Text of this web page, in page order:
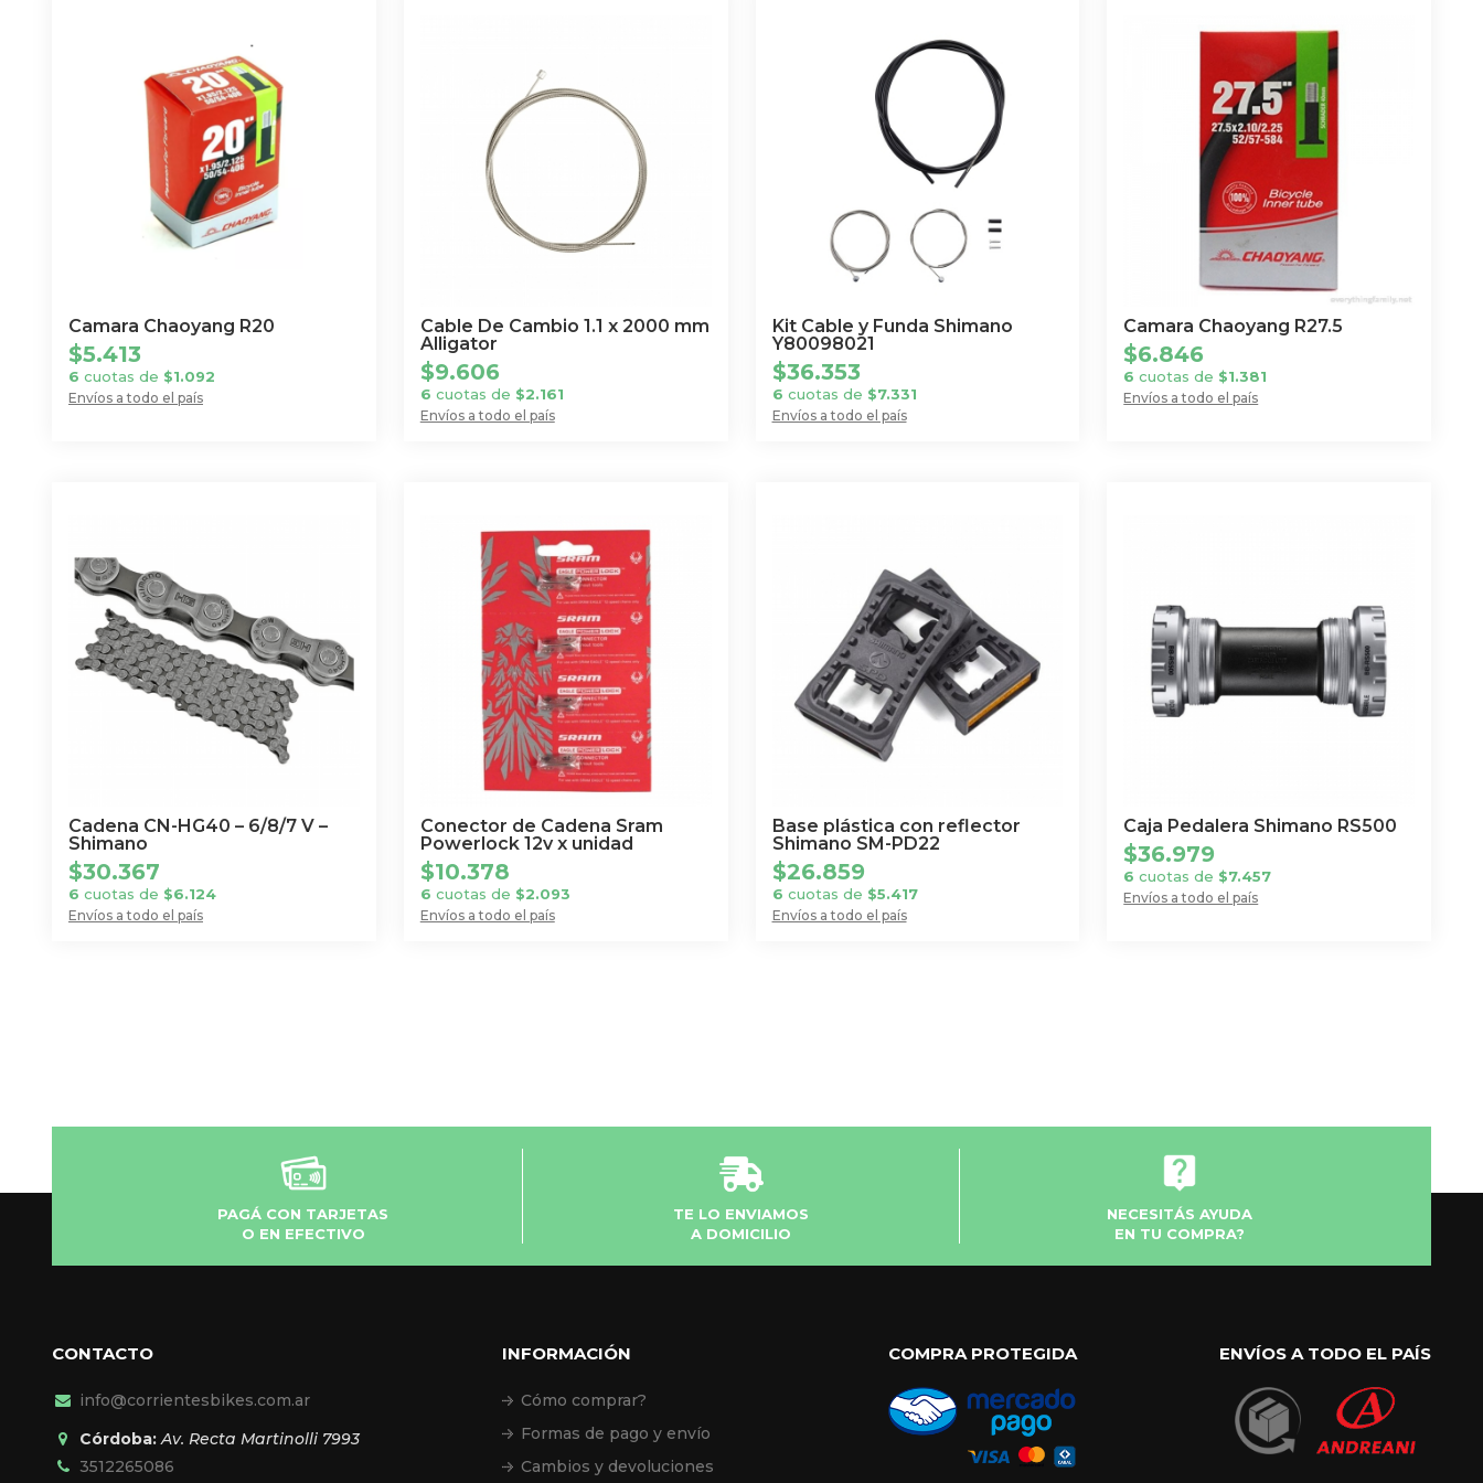
Camara Chaoyang R20
Envíos a todo el país
$5.413
6 cuotas de $1.092
Cable De Cambio 1.1 x 2000 mm
Alligator
Envíos a todo el país
$9.606
6 cuotas de $2.161
Kit Cable y Funda Shimano
Y80098021
Envíos a todo el país
$36.353
6 cuotas de $7.331
Camara Chaoyang R27.5
Envíos a todo el país
$6.846
6 cuotas de $1.381
Cadena CN-HG40 – 6/8/7 V –
Shimano
Envíos a todo el país
$30.367
6 cuotas de $6.124
Conector de Cadena Sram
Powerlock 12v x unidad
Envíos a todo el país
$10.378
6 cuotas de $2.093
Base plástica con reflector
Shimano SM-PD22
Envíos a todo el país
$26.859
6 cuotas de $5.417
Caja Pedalera Shimano RS500
Envíos a todo el país
$36.979
6 cuotas de $7.457
PAGÁ CON TARJETAS
O EN EFECTIVO
TE LO ENVIAMOS
A DOMICILIO
NECESITÁS AYUDA
EN TU COMPRA?
CONTACTO
info@corrientesbikes.com.ar
Córdoba: Av. Recta Martinolli 7993
3512265086
INFORMACIÓN
Cómo comprar?
Formas de pago y envío
Cambios y devoluciones
COMPRA PROTEGIDA ENVÍOS A TODO EL PAÍS